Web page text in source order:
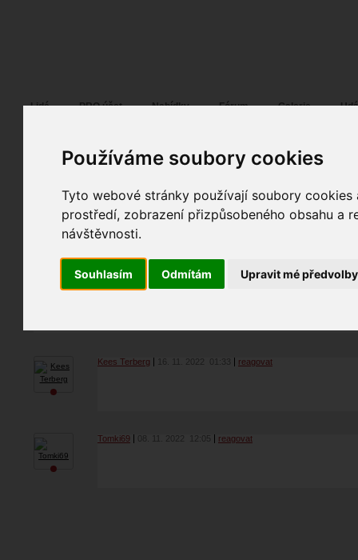
Používáme soubory cookies
Tyto webové stránky používají soubory
prostředí, zobrazení přizpůsobeného obsahu a
návštěvnosti.
Souhlasím Odmítám Upravit mé předvolby
Lidé PRO účet Nabídky Fórum Galerie
eternity 09:14 portrét
bez názvu
fotky autora
Kees Terberg 01:33 reagovat
Tomki69 12:05 reagovat